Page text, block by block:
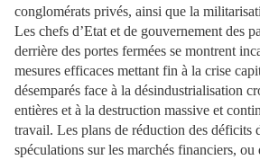
conglomérats privés, ainsi que la
Les chefs d’Etat et de gouvernement des
derrière des portes fermées se montrent
mesures efficaces mettant fin à la crise
désemparés face à la désindustrialisation
entières et à la destruction massive et
travail. Les plans de réduction des déficits
spéculations sur les marchés financiers, ou